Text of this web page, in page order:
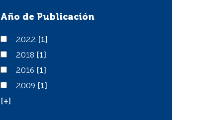
Año de Publicación
20222022
[1]
20182018
[1]
20162016
[1]
20092009
[1]
[+]